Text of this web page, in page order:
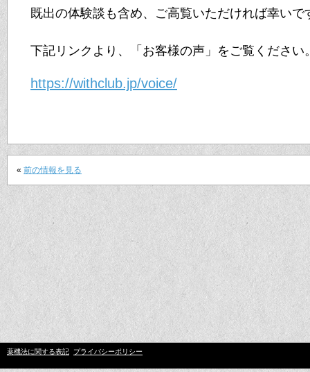
既出の体験談も含め、ご高覧いただければ幸いで
下記リンクより、「お客様の声」をご覧ください
https://withclub.jp/voice/
« 前の情報を見る
薬機法に関する表記 プライバシーポリシー